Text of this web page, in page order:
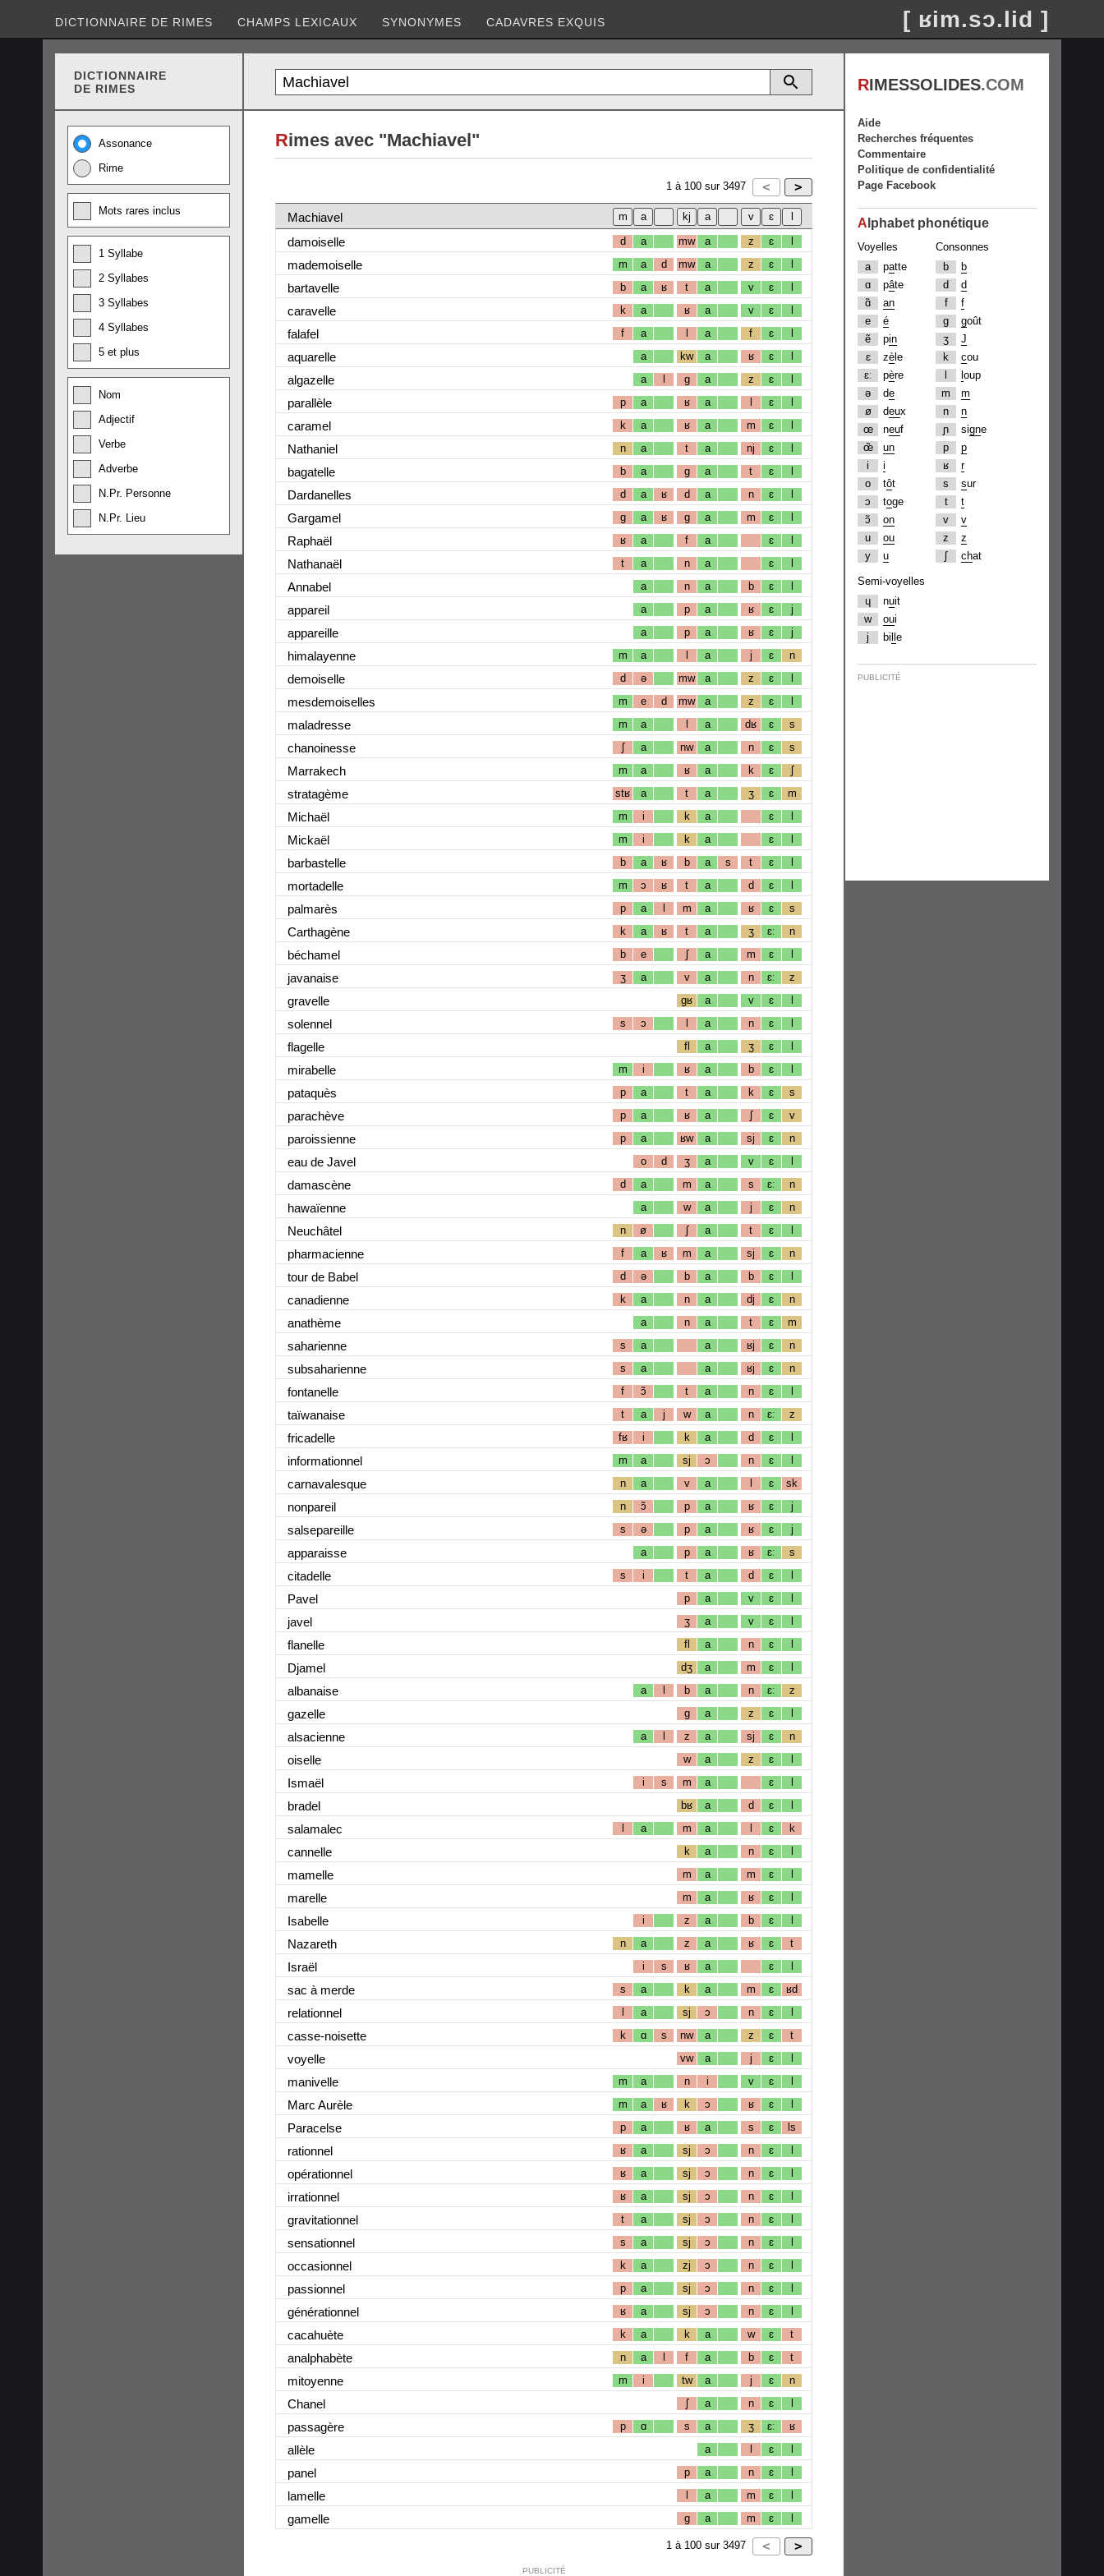
DICTIONNAIRE DE RIMES CHAMPS LEXICAUX SYNONYMES CADAVRES EXQUIS [ ʁim.sɔ.lid ]
DICTIONNAIRE
DE RIMES
Assonance
Rime
Mots rares inclus
1 Syllabe
2 Syllabes
3 Syllabes
4 Syllabes
5 et plus
Nom
Adjectif
Verbe
Adverbe
N.Pr. Personne
N.Pr. Lieu
Rimes avec "Machiavel"
1 à 100 sur 3497
Machiavel
damoiselle
d a mw a z ɛ l
mademoiselle m a d mw a z ɛ l
bartavelle b a ʁ t a v ɛ l
caravelle k a ʁ a v ɛ l
falafel f a l a f ɛ l
aquarelle a kw a ʁ ɛ l
algazelle a l g a z ɛ l
parallèle p a ʁ a l ɛ l
caramel k a ʁ a m ɛ l
Nathaniel n a t a nj ɛ l
bagatelle b a g a t ɛ l
Dardanelles d a ʁ d a n ɛ l
Gargamel g a ʁ g a m ɛ l
Raphaël ʁ a f a ɛ l
Nathanaël t a n a ɛ l
Annabel a n a b ɛ l
appareil a p a ʁ ɛ j
appareille a p a ʁ ɛ j
himalayenne m a l a j ɛ n
demoiselle d ə mw a z ɛ l
mesdemoiselles m e d mw a z ɛ l
maladresse m a l a dʁ ɛ s
chanoinesse ʃ a nw a n ɛ s
Marrakech m a ʁ a k ɛ ʃ
stratagème stʁ a t a ʒ ɛ m
Michaël m i k a ɛ l
Mickaël m i k a ɛ l
barbastelle b a ʁ b a s t ɛ l
mortadelle m ɔ ʁ t a d ɛ l
palmarès p a l m a ʁ ɛ s
Carthagène k a ʁ t a ʒ ɛː n
béchamel b e ʃ a m ɛ l
javanaise ʒ a v a n ɛː z
gravelle gʁ a v ɛ l
solennel s ɔ l a n ɛ l
flagelle fl a ʒ ɛ l
mirabelle m i ʁ a b ɛ l
pataquès p a t a k ɛ s
parachève p a ʁ a ʃ ɛ v
paroissienne p a ʁw a sj ɛ n
eau de Javel o d ʒ a v ɛ l
damascène d a m a s ɛː n
hawaïenne a w a j ɛ n
Neuchâtel n ø ʃ a t ɛ l
pharmacienne f a ʁ m a sj ɛ n
tour de Babel d ə b a b ɛ l
canadienne k a n a dj ɛ n
anathème a n a t ɛ m
saharienne s a a ʁj ɛ n
subsaharienne s a a ʁj ɛ n
fontanelle f ɔ̃ t a n ɛ l
taïwanaise t a j w a n ɛː z
fricadelle fʁ i k a d ɛ l
informationnel m a sj ɔ n ɛ l
carnavalesque n a v a l ɛ sk
nonpareil n ɔ̃ p a ʁ ɛ j
salsepareille s ə p a ʁ ɛ j
apparaisse a p a ʁ ɛː s
citadelle s i t a d ɛ l
Pavel p a v ɛ l
javel ʒ a v ɛ l
flanelle fl a n ɛ l
Djamel dʒ a m ɛ l
albanaise a l b a n ɛː z
gazelle g a z ɛ l
alsacienne a l z a sj ɛ n
oiselle w a z ɛ l
Ismaël i s m a ɛ l
bradel bʁ a d ɛ l
salamalec l a m a l ɛ k
cannelle k a n ɛ l
mamelle m a m ɛ l
marelle m a ʁ ɛ l
Isabelle i z a b ɛ l
Nazareth n a z a ʁ ɛ t
Israël i s ʁ a ɛ l
sac à merde s a k a m ɛ ʁd
relationnel l a sj ɔ n ɛ l
casse-noisette k ɑ s nw a z ɛ t
voyelle vw a j ɛ l
manivelle m a n i v ɛ l
Marc Aurèle m a ʁ k ɔ ʁ ɛ l
Paracelse p a ʁ a s ɛ ls
rationnel ʁ a sj ɔ n ɛ l
opérationnel ʁ a sj ɔ n ɛ l
irrationnel ʁ a sj ɔ n ɛ l
gravitationnel t a sj ɔ n ɛ l
sensationnel s a sj ɔ n ɛ l
occasionnel k a zj ɔ n ɛ l
passionnel p a sj ɔ n ɛ l
générationnel ʁ a sj ɔ n ɛ l
cacahuète k a k a w ɛ t
analphabète n a l f a b ɛ t
mitoyenne m i tw a j ɛ n
Chanel ʃ a n ɛ l
passagère p ɑ s a ʒ ɛː ʁ
allèle a l ɛ l
panel p a n ɛ l
lamelle l a m ɛ l
gamelle g a m ɛ l
1 à 100 sur 3497
PUBLICITÉ
RIMESSOLIDES.COM
Aide
Recherches fréquentes
Commentaire
Politique de confidentialité
Page Facebook
A lphabet phonétique
Voyelles
a
patte
ɑ
pâte
ɑ̃
an
e
é
ẽ
pin
ɛ
zè le
ɛː
père
ə
de
ø
deux
œ
neuf
œ̃
un
i
i
o
tôt
ɔ
toge
ɔ̃
on
u
ou
y
u
Consonnes
b
b
d
d
f
f
g
goût
ʒ
J
k
cou
oup
m
m
n
n
ɲ
signe
p
p
ʁ
r
s
sur
t
t
v
v
z
z
ʃ
chat
Semi-voyelles
ɥ
nuit
w
oui
j
bi e
PUBLICITÉ